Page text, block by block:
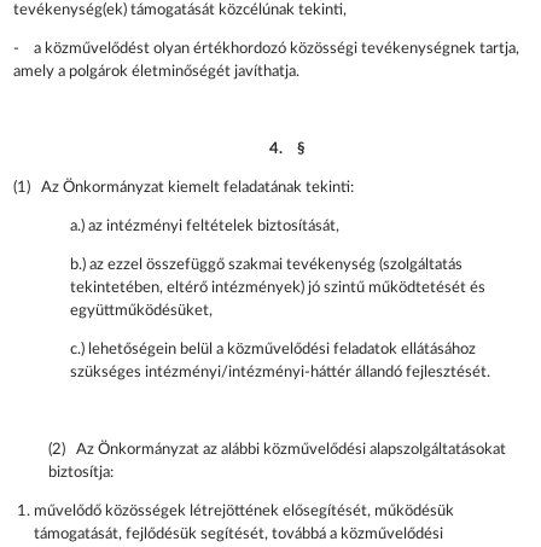
tevékenység(ek) támogatását közcélúnak tekinti,
- a közművelődést olyan értékhordozó közösségi tevékenységnek tartja,
amely a polgárok életminőségét javíthatja.
4. §
(1) Az Önkormányzat kiemelt feladatának tekinti:
a.) az intézményi feltételek biztosítását,
b.) az ezzel összefüggő szakmai tevékenység (szolgáltatás
tekintetében, eltérő intézmények) jó szintű működtetését és
együttműködésüket,
c.) lehetőségein belül a közművelődési feladatok ellátásához
szükséges intézményi/intézményi-háttér állandó fejlesztését.
(2) Az Önkormányzat az alábbi közművelődési alapszolgáltatásokat
biztosítja:
művelődő közösségek létrejöttének elősegítését, működésük
támogatását, fejlődésük segítését, továbbá a közművelődési